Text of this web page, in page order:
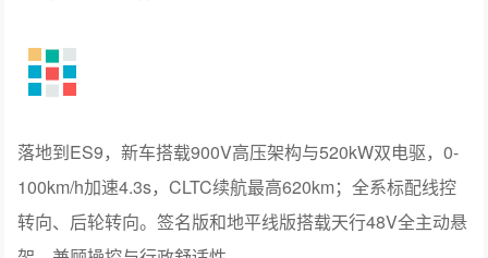
电的车企之一，早在2015年就成立了全资子公司‌XPT蔚来
即便2019年公司全年亏损114亿元，账面现金及现金等价物
仅剩9.6亿元，蔚来也从未放弃核心技术自研。早年持续“烧
钱”的重资产布局，如今终于走向正循环。